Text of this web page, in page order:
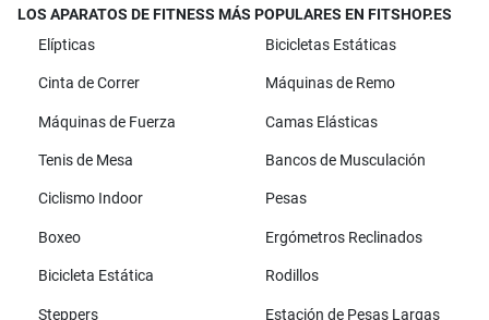
LOS APARATOS DE FITNESS MÁS POPULARES EN FITSHOP.ES
Elípticas
Bicicletas Estáticas
Cinta de Correr Máquinas de Remo
Máquinas de Fuerza Camas Elásticas
Tenis de Mesa Bancos de Musculación
Ciclismo Indoor Pesas
Boxeo Ergómetros Reclinados
Bicicleta Estática Rodillos
Steppers Estación de Pesas Largas